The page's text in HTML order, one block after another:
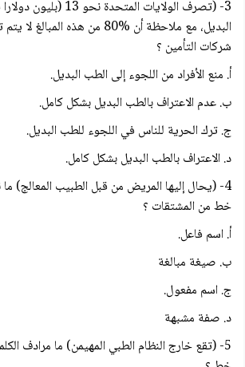
3- (تصرف الولايات
البديل، مع ملاحظة أن %80 من هذه
شركات التأمين ؟
أ. منع الأفراد من اللجوء إلى الطب البديل.
ب. عدم الاعتراف بالطب البديل بشكل كامل.
ج. ترك الحرية للناس في اللجوء للطب البديل.
د. الاعتراف بالطب البديل بشكل كامل.
4- (يحال إليها المريض من قبل الطبيب المعالج)
خط من المشتقات ؟
أ. اسم فاعل.
ب. صيغة مبالغة
ج. اسم مفعول.
د. صفة مشبهة
5- (تقع خارج النظام الطبي المهيمن) ما مرادف